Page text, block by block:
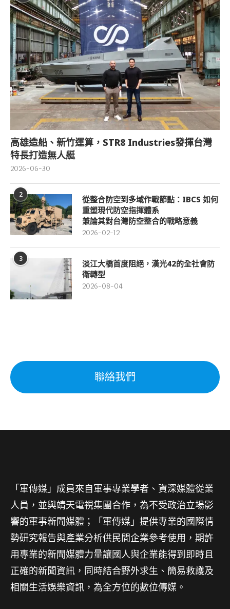
高雄造船、新竹運算，STR8 Industries發揮台灣
特長打造無人艇
2026-06-30
2
從整合防空到多域作戰節點：IBCS 如何
重塑現代防空指揮體系
兼論其對台灣防空整合的戰略意義
2026-02-12
3
淡江大橋首度阻絕，漢光42的全社會防
衛轉型
2026-08-04
聯絡我們
「軍傳媒」成員來自軍事專業學者、資深媒體從業
人員，並與靖天電視集團合作，為不受政治立場影
響的軍事新聞媒體；「軍傳媒」提供專業的國際情
勢研究報告與產業分析供民間企業參考使用，期許
用專業的新聞媒體力量讓國人與企業能得到即時且
正確的新聞資訊，同時結合野外求生、簡易救護及
相關生活娛樂資訊，為全方位的數位傳媒。